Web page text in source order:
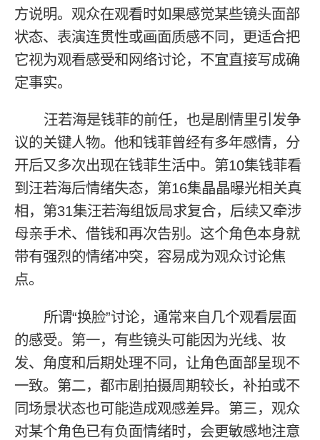
方说明。观众在观看时如果感觉某些镜头面部
状态、表演连贯性或画面质感不同，更适合把
它视为观看感受和网络讨论，不宜直接写成确
定事实。
汪若海是钱菲的前任，也是剧情里引发争
议的关键人物。他和钱菲曾经有多年感情，分
开后又多次出现在钱菲生活中。第10集钱菲看
到汪若海后情绪失态，第16集晶晶曝光相关真
相，第31集汪若海组饭局求复合，后续又牵涉
母亲手术、借钱和再次告别。这个角色本身就
带有强烈的情绪冲突，容易成为观众讨论焦
点。
所谓“换脸”讨论，通常来自几个观看层面
的感受。第一，有些镜头可能因为光线、妆
发、角度和后期处理不同，让角色面部呈现不
一致。第二，都市剧拍摄周期较长，补拍或不
同场景状态也可能造成观感差异。第三，观众
对某个角色已有负面情绪时，会更敏感地注意